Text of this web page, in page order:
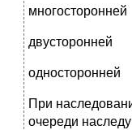
многосторонней
двусторонней
односторонней
При
очереди